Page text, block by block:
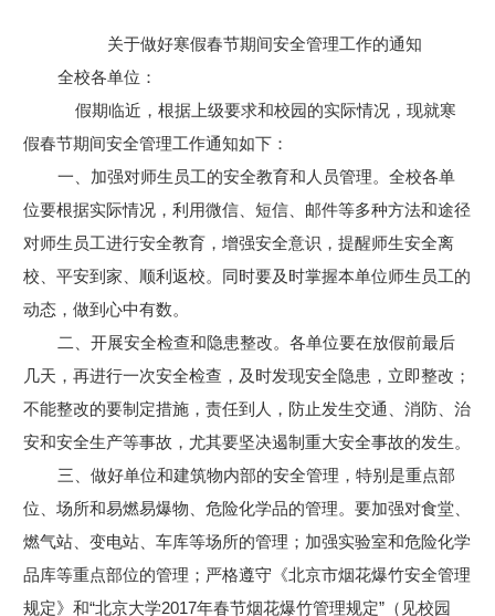
关于做好寒假春节期间安全管理工作的通知
全校各单位：
假期临近，根据上级要求和校园的实际情况，现就寒
假春节期间安全管理工作通知如下：
一、加强对师生员工的安全教育和人员管理。全校各单
位要根据实际情况，利用微信、短信、邮件等多种方法和途径
对师生员工进行安全教育，增强安全意识，提醒师生安全离
校、平安到家、顺利返校。同时要及时掌握本单位师生员工的
动态，做到心中有数。
二、开展安全检查和隐患整改。各单位要在放假前最后
几天，再进行一次安全检查，及时发现安全隐患，立即整改；
不能整改的要制定措施，责任到人，防止发生交通、消防、治
安和安全生产等事故，尤其要坚决遏制重大安全事故的发生。
三、做好单位和建筑物内部的安全管理，特别是重点部
位、场所和易燃易爆物、危险化学品的管理。要加强对食堂、
燃气站、变电站、车库等场所的管理；加强实验室和危险化学
品库等重点部位的管理；严格遵守《北京市烟花爆竹安全管理
规定》和“北京大学2017年春节烟花爆竹管理规定”（见校园